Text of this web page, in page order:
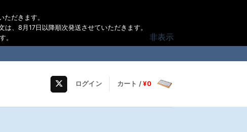
ただきます。
、8月17日以降順次発送させていただきます。
。
非表示
ログイン カート /¥0